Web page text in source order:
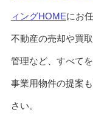
ィングHOMEにお
不動産の売却や買
管理など、すべて
事業用物件の提案
さい。